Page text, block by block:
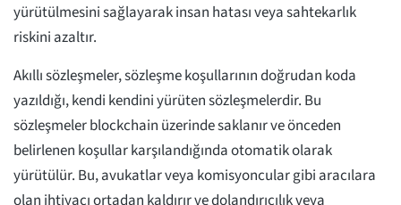
yürütülmesini sağlayarak insan hatası veya sahtekarlık
riskini azaltır.
Akıllı sözleşmeler, sözleşme koşullarının doğrudan koda
yazıldığı, kendi kendini yürüten sözleşmelerdir. Bu
sözleşmeler blockchain üzerinde saklanır ve önceden
belirlenen koşullar karşılandığında otomatik olarak
yürütülür. Bu, avukatlar veya komisyoncular gibi aracılara
olan ihtiyacı ortadan kaldırır ve dolandırıcılık veya